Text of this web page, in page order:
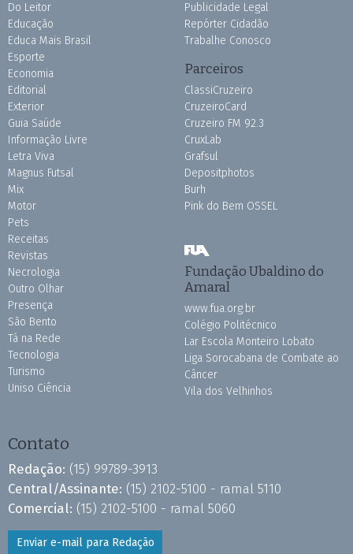
Do Leitor
Educação
Educa Mais Brasil
Esporte
Economia
Editorial
Exterior
Guia Saúde
Informação Livre
Letra Viva
Magnus Futsal
Mix
Motor
Pets
Receitas
Revistas
Necrologia
Outro Olhar
Presença
São Bento
Tá na Rede
Tecnologia
Turismo
Uniso Ciência
Publicidade Legal
Repórter Cidadão
Trabalhe Conosco
Parceiros
ClassiCruzeiro
CruzeiroCard
Cruzeiro FM 92.3
CruxLab
Grafsul
Depositphotos
Burh
Pink do Bem OSSEL
Fundação Ubaldino do
Amaral
www.fua.org.br
Colégio Politécnico
Lar Escola Monteiro Lobato
Liga Sorocabana de Combate ao
Câncer
Vila dos Velhinhos
Contato
Redação: (15) 99789-3913
Central/Assinante: (15) 2102-5100 - ramal 5110
Comercial: (15) 2102-5100 - ramal 5060
Enviar e-mail para Redação